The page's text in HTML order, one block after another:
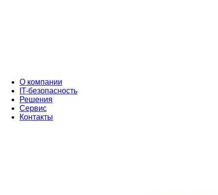
О компании
IT-безопасность
Решения
Сервис
Контакты